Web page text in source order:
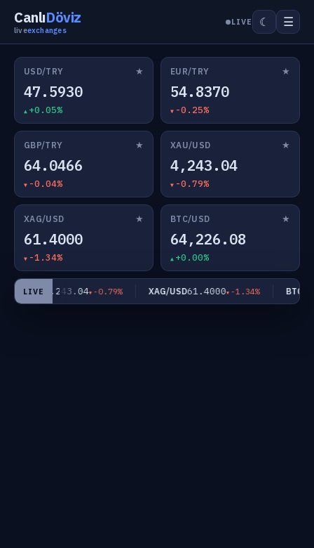
CanlıDöviz
liveexchanges
LIVE ☾ ☰
USD/TRY ★
47.5930
+0.05%
EUR/TRY ★
54.8370
-0.25%
GBP/TRY ★
64.0466
-0.04%
XAU/USD ★
4,243.04
-0.79%
XAG/USD ★
61.4000
-1.34%
BTC/USD ★
64,226.08
+0.00%
LIVE
USD4,243.04 -0.79% XAG/USD61.4000 -1.34% BTC/